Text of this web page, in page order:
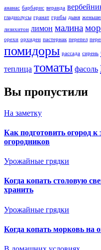
ананас барбарис веранда
гладиолусы гранат грибы дыня
лизихитон лимон малина
орехи орхидеи пастернак перепел
помидоры рассада сирень
теплица томаты фасоль
Вы пропустили
На заметку
Как подготовить огород
огородников
Урожайные грядки
Когда копать столовую
хранить
Урожайные грядки
Когда копать морковь на